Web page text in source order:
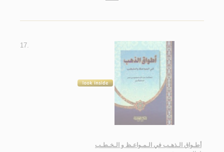
17.
أطـواق الـذهـب في الـمـواعـظ و الـخـطـب